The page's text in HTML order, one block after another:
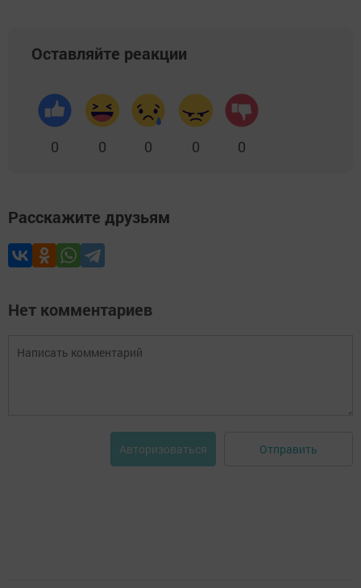
Оставляйте реакции
0 0 0 0 0
Расскажите друзьям
Нет комментариев
Авторизоваться Отправить